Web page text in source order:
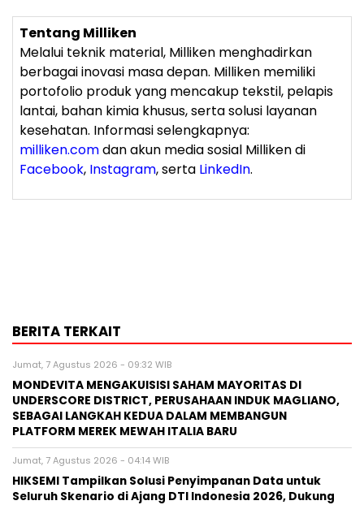
Tentang Milliken
Melalui teknik material, Milliken menghadirkan
berbagai inovasi masa depan. Milliken memiliki
portofolio produk yang mencakup tekstil, pelapis
lantai, bahan kimia khusus, serta solusi layanan
kesehatan. Informasi selengkapnya:
milliken.comdan akun media sosial Milliken di
Facebook, Instagram, serta LinkedIn.
BERITA TERKAIT
Jumat, 7 Agustus 2026 - 09:32 WIB
MONDEVITA MENGAKUISISI SAHAM MAYORITAS DI
UNDERSCORE DISTRICT, PERUSAHAAN INDUK MAGLIANO,
SEBAGAI LANGKAH KEDUA DALAM MEMBANGUN
PLATFORM MEREK MEWAH ITALIA BARU
Jumat, 7 Agustus 2026 - 04:14 WIB
HIKSEMI Tampilkan Solusi Penyimpanan Data untuk
Seluruh Skenario di Ajang DTI Indonesia 2026, Dukung